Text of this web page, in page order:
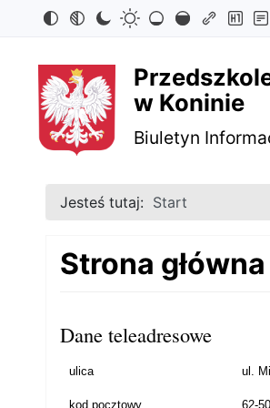
Przejdź
do
treści
głównej
Przejdź
do
menu
nawigacyjnego
Przejdź
do
wyszukiwarki
Przejdź
do
mapy
strony
w Koninie
Biuletyn
Jesteś tutaj: Start
Strona główna
Dane teleadresowe
ulica ul.
kod pocztowy 62-